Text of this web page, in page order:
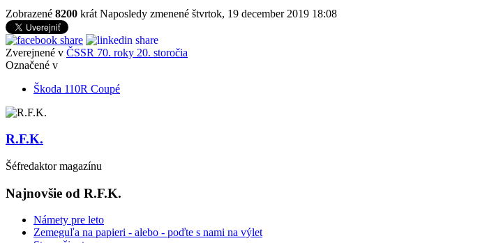
Zobrazené 8200 krát Naposledy zmenené štvrtok, 19 december 2019 18:08
Zverejnené v ČSSR 70. roky 20. storočia
Označené v
Škoda 110R Coupé
R.F.K.
Šéfredaktor magazínu
Najnovšie od R.F.K.
Námety pre leto
Zemeguľa na papieri - alebo - poďte s nami na výlet